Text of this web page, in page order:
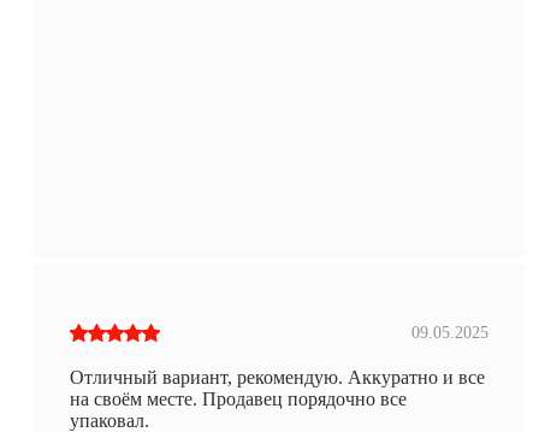
09.05.2025
Отличный вариант, рекомендую. Аккуратно и все
на своём месте. Продавец порядочно все
упаковал.